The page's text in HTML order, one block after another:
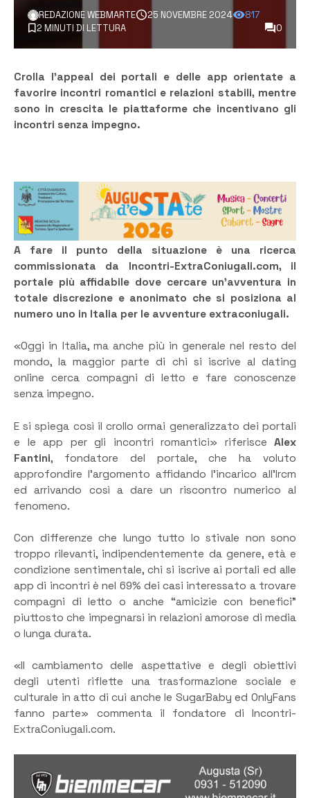
REDAZIONE WEBMARTE 25 NOVEMBRE 2024
817
2 MINUTI DI LETTURA
0
Crolla l’appeal dei portali e delle app orientate a
favorire incontri romantici e relazioni stabili, mentre
sono in crescita le piattaforme che incentivano gli
incontri senza impegno.
A fare il punto della situazione è una ricerca
commissionata da Incontri-ExtraConiugali.com, il
portale più affidabile dove cercare un’avventura in
totale discrezione e anonimato che si posiziona al
numero uno in Italia per le avventure extraconiugali.
«Oggi in Italia, ma anche più in generale nel resto del
mondo, la maggior parte di chi si iscrive al dating
online cerca compagni di letto e fare conoscenze
senza impegno.
E si spiega così il crollo ormai generalizzato dei portali
e le app per gli incontri romantici» riferisce Alex
Fantini, fondatore del portale, che ha voluto
approfondire l’argomento affidando l’incarico all’Ircm
ed arrivando così a dare un riscontro numerico al
fenomeno.
Con differenze che lungo tutto lo stivale non sono
troppo rilevanti, indipendentemente da genere, età e
condizione sentimentale, chi si iscrive ai portali ed alle
app di incontri è nel 69% dei casi interessato a trovare
compagni di letto o anche “amicizie con benefici”
piuttosto che impegnarsi in relazioni amorose di media
o lunga durata.
«Il cambiamento delle aspettative e degli obiettivi
degli utenti riflette una trasformazione sociale e
culturale in atto di cui anche le SugarBaby ed OnlyFans
fanno parte» commenta il fondatore di Incontri-
ExtraConiugali.com.